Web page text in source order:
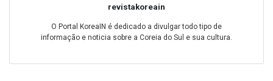
revistakoreain
O Portal KoreaIN é dedicado a divulgar todo tipo de
informação e noticia sobre a Coreia do Sul e sua cultura.